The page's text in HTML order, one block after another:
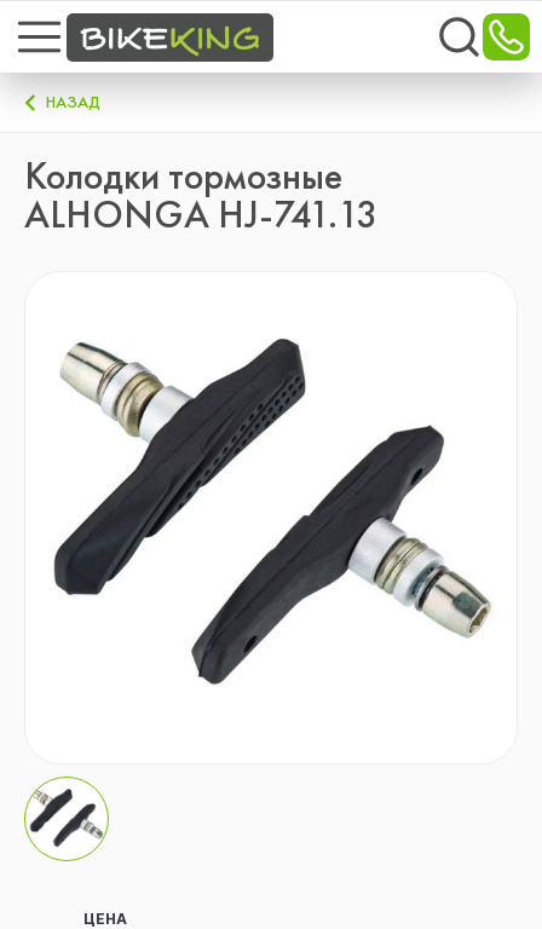
НАЗАД
Колодки тормозные
ALHONGA HJ-741.13
ЦЕНА